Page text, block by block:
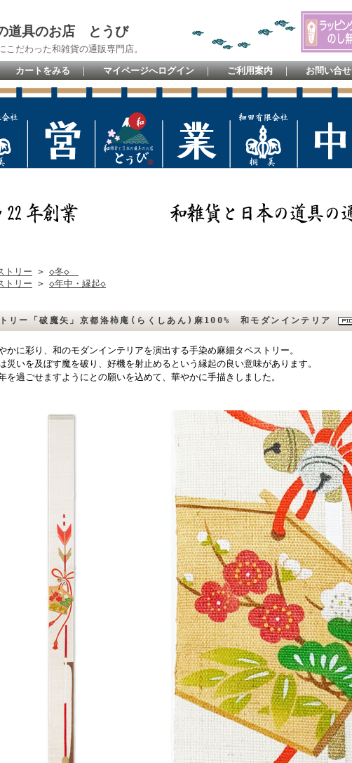
道具のお店 とうび
こだわった和雑貨の通販専門店。
カートをみる ｜ マイページへログイン ｜ ご利用案内 ｜ お問い合せ
トリー > ◇冬◇
トリー > ◇年中・縁起◇
リー「破魔矢」京都洛柿庵(らくしあん)麻100% 和モダンインテリア
かに彩り、和のモダンインテリアを演出する手染め麻細タペストリー。
災いを及ぼす魔を破り、好機を射止めるという縁起の良い意味があります。
を過ごせますようにとの願いを込めて、華やかに手描きしました。